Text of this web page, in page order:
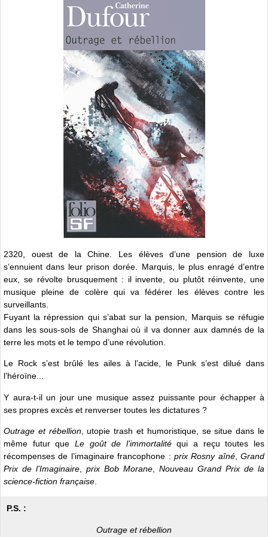
2320, ouest de la Chine. Les élèves d’une pension de luxe
s’ennuient dans leur prison dorée. Marquis, le plus enragé d’entre
eux, se révolte brusquement : il invente, ou plutôt réinvente, une
musique pleine de colère qui va fédérer les élèves contre les
surveillants.
Fuyant la répression qui s’abat sur la pension, Marquis se réfugie
dans les sous-sols de Shanghai où il va donner aux damnés de la
terre les mots et le tempo d’une révolution.
Le Rock s’est brûlé les ailes à l’acide, le Punk s’est dilué dans
l’héroïne...
Y aura-t-il un jour une musique assez puissante pour échapper à
ses propres excès et renverser toutes les dictatures ?
Outrage et rébellion, utopie trash et humoristique, se situe dans le
même futur que Le goût de l’immortalitéqui a reçu toutes les
récompenses de l’imaginaire francophone : prix Rosny aîné, Grand
Prix de l’Imaginaire
prix Bob Morane
Nouveau Grand Prix de la
science-fiction française
P.S. :
Outrage et rébellion